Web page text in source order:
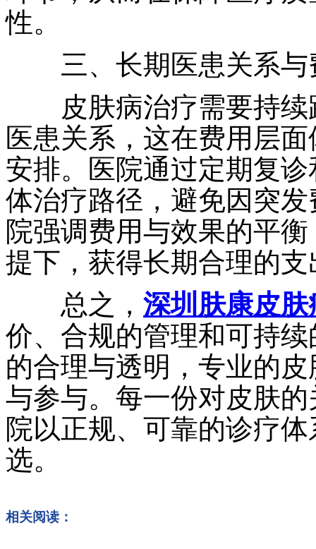
性。
三、长期医患关系与
皮肤病治疗需要持续
医患关系，这在费用层
安排。医院通过定期复
体治疗路径，避免因突
院强调费用与效果的平
提下，获得长期合理的
总之， 深圳肤康皮
价、合规的管理和可持
的合理与透明，专业的
与参与。每一份对皮肤
院以正规、可靠的诊疗
选。
相关阅读：